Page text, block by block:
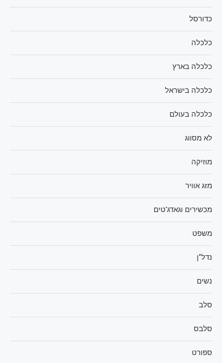
כדורסל
כלכלה
כלכלה בארץ
כלכלה בישראל
כלכלה בעולם
לא מסווג
מוזיקה
מזג אוויר
מכשירים וגאדג'טים
משפט
נדל"ן
נשים
סלב
סלבס
ספורט